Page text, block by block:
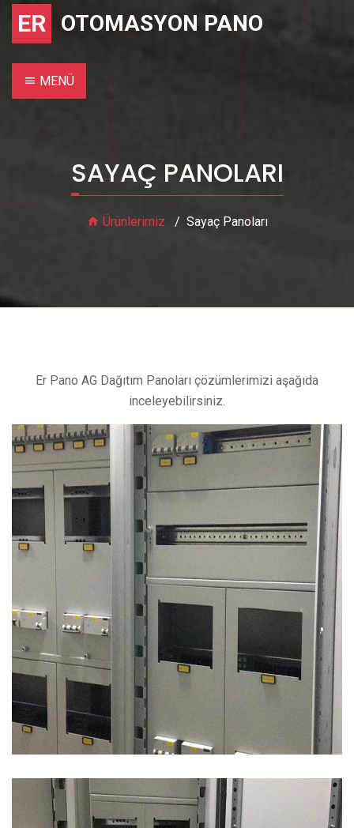
ER OTOMASYON PANO
MENÜ
SAYAÇ PANOLARI
Ürünlerimiz Sayaç Panoları
Er Pano AG Dağıtım Panoları çözümlerimizi aşağıda
inceleyebilirsiniz.